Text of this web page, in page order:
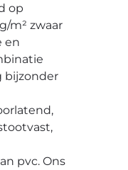
op
m² zwaar
en
bijzonder
pvc. Ons